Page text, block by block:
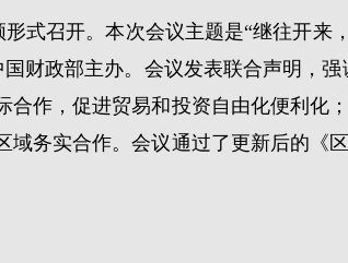
式召开。本次会议主题是“继往开来
财政部主办。会议发表联合声明，
作，促进贸易和投资自由化便利化
务实合作。会议通过了更新后的《区